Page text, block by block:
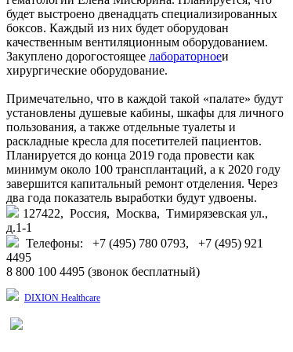
будет выстроено двенадцать специализированных
боксов. Каждый из них будет оборудован
качественным вентиляционным оборудованием.
Закуплено дорогостоящее лабораторноеи
хирургические оборудование.
Примечательно, что в каждой такой «палате» будут
установлены душевые кабины, шкафы для личного
пользования, а также отдельные туалеты и
раскладные кресла для посетителей пациентов.
Планируется до конца 2019 года провести как
минимум около 100 трансплантаций, а к 2020 году
завершится капитальный ремонт отделения. Через
два года показатель выработки будут удвоены.
127422, Россия, Москва, Тимирязевская ул.,
д.1-1
Телефоны: +7 (495) 780 0793, +7 (495) 921
4495
8 800 100 4495 (звонок бесплатный)
DIXION Healthcare